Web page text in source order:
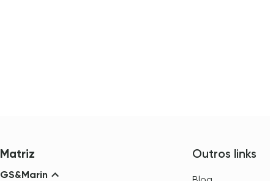
Matriz
GS&Marin
Outros links